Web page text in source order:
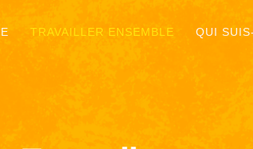
TRAVAILLER ENSEMBLE QUI